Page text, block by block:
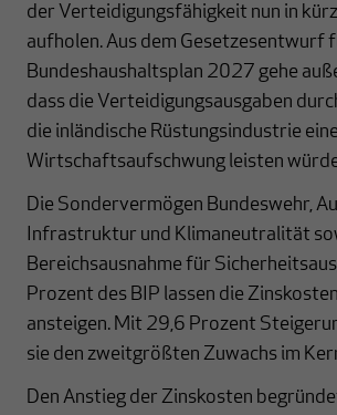
der Verteidigungsfähigkeit nun in
aufholen. Aus dem Gesetzesentwurf
Bundeshaushaltsplan 2027 gehe
dass die Verteidigungsausgaben
die inländische Rüstungsindustrie
Wirtschaftsaufschwung leisten
Die Sondervermögen Bundeswehr,
Infrastruktur und Klimaneutralität
Bereichsausnahme für
Prozent des BIP lassen die
ansteigen. Mit 29,6 Prozent
sie den zweitgrößten Zuwachs im
Den Anstieg der Zinskosten